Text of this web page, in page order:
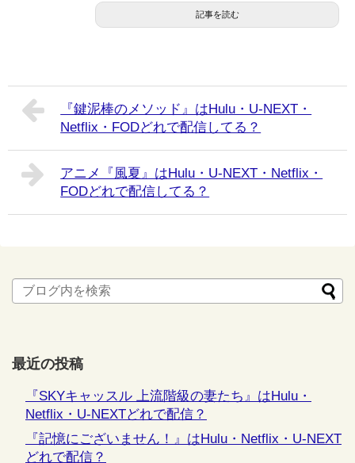
記事を読む
『鍵泥棒のメソッド』はHulu・U-NEXT・
Netflix・FODどれで配信してる？
アニメ『風夏』はHulu・U-NEXT・Netflix・
FODどれで配信してる？
最近の投稿
『SKYキャッスル 上流階級の妻たち』はHulu・
Netflix・U-NEXTどれで配信？
『記憶にございません！』はHulu・Netflix・U-NEXT
どれで配信？